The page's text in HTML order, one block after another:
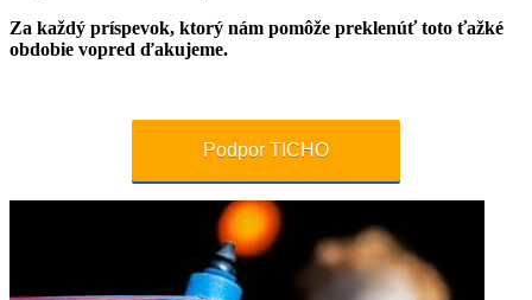
Za každý príspevok, ktorý nám pomôže preklenúť toto ťažké
obdobie vopred ďakujeme.
Podpor TICHO